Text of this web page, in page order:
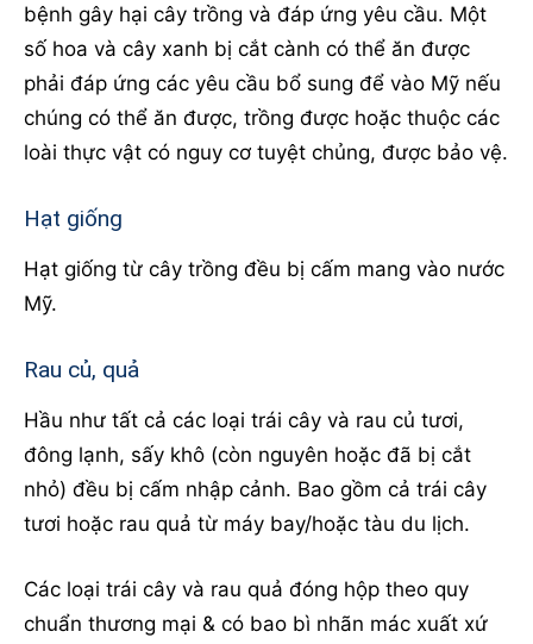
bệnh gây hại cây trồng và đáp ứng yêu cầu. Một
số hoa và cây xanh bị cắt cành có thể ăn được
phải đáp ứng các yêu cầu bổ sung để vào Mỹ nếu
chúng có thể ăn được, trồng được hoặc thuộc các
loài thực vật có nguy cơ tuyệt chủng, được bảo vệ.
Hạt giống
Hạt giống từ cây trồng đều bị cấm mang vào nước
Mỹ.
Rau củ, quả
Hầu như tất cả các loại trái cây và rau củ tươi,
đông lạnh, sấy khô (còn nguyên hoặc đã bị cắt
nhỏ) đều bị cấm nhập cảnh. Bao gồm cả trái cây
tươi hoặc rau quả từ máy bay/hoặc tàu du lịch.
Các loại trái cây và rau quả đóng hộp theo quy
chuẩn thương mại & có bao bì nhãn mác xuất xứ